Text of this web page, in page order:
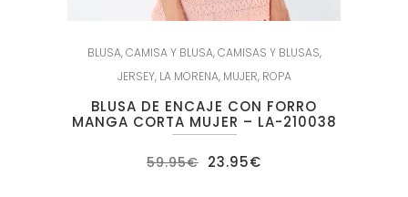
BLUSA,CAMISA Y BLUSA,CAMISAS Y BLUSAS,
JERSEY, LA MORENA, MUJER, ROPA
BLUSA DE ENCAJE CON FORRO
MANGA CORTA MUJER – LA-210038
59.95€ El
precio
23.95€